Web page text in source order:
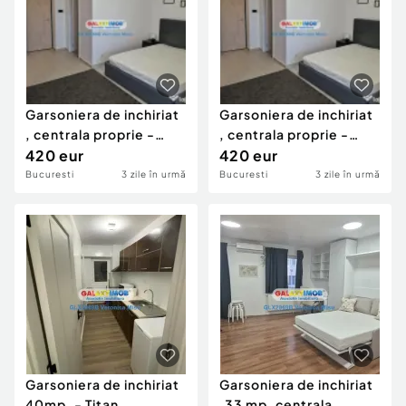
Garsoniera de inchiriat
, centrala proprie -
Theodor Pallady
420 eur
Bucuresti 3 zile în urmă
Garsoniera de inchiriat
, centrala proprie -
Theodor Pallady
420 eur
Bucuresti 3 zile în urmă
Garsoniera de inchiriat
Garsoniera de inchiriat